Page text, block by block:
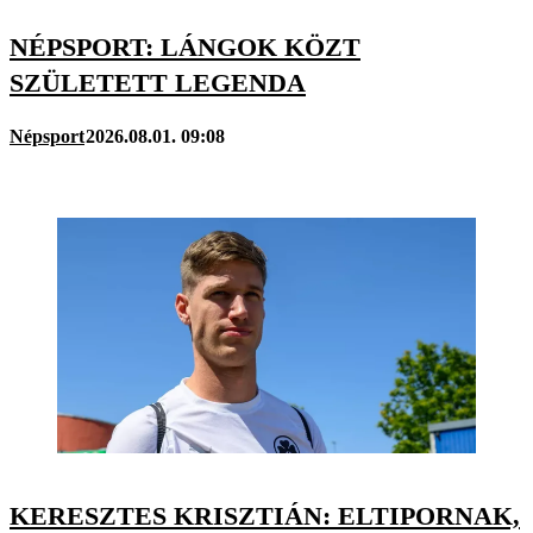
NÉPSPORT: LÁNGOK KÖZT
SZÜLETETT LEGENDA
Népsport2026.08.01. 09:08
KERESZTES KRISZTIÁN: ELTIPORNAK,